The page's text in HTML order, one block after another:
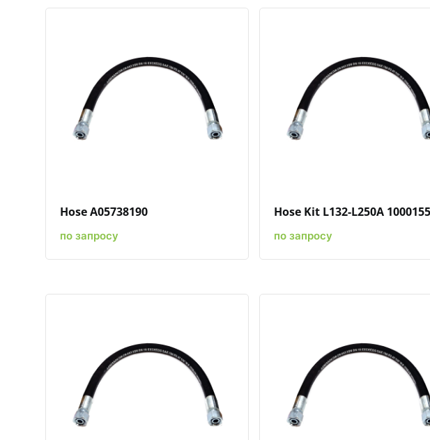
Добавить в избранное
Hose A05738190
по запросу
Добавить в
Hose Kit L132-L250A
по запросу
Добавить в избранное Добавить в